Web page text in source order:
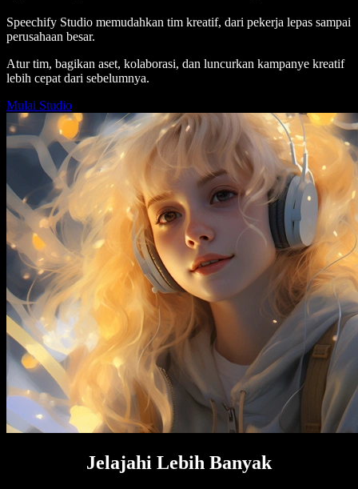
Speechify Studio memudahkan tim kreatif, dari pekerja lepas sampai
perusahaan besar.
Atur tim, bagikan aset, kolaborasi, dan luncurkan kampanye kreatif
lebih cepat dari sebelumnya.
Mulai Studio
Jelajahi Lebih Banyak